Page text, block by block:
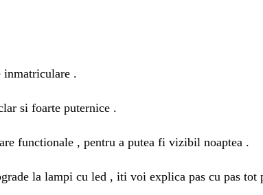
inmatriculare .
si foarte puternice .
functionale , pentru a putea fi vizibil noaptea .
la lampi cu led , iti voi explica pas cu pas tot